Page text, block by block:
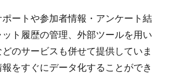
ートや参加者情報・アンケート結
ト履歴の管理、外部ツールを用い
のサービスも併せて提供していま
をすぐにデータ化することができ